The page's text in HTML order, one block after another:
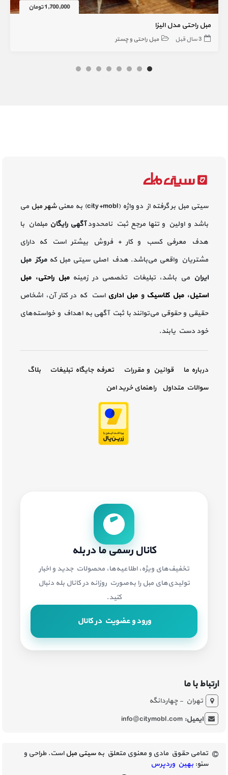
1,700,000 تومان
مبل راحتی مدل الیزا
3 سال قبل مبل راحتی و چستر
سیتی مبل بر گرفته از دو واژه (city+mobl) به معنی شهر مبل می
باشد و اولین و تنها مرجع ثبت نامحدودآگهی رایگان مبلمان با
هدف معرفی کسب و کار + فروش بیشتر است که دارای
مشتریان واقعی می‌باشد. هدف اصلی سیتی مبل کهمرکز مبل
ایران می باشد، تبلیغات تخصصی در زمینه مبل راحتی،مبل
استیل،مبل کلاسیک ومبل اداری است که در کنار آن، اشخاص
حقیقی و حقوقی می‌توانند با ثبت آگهی به اهداف و خواسته‌های
خود دست یابند.
درباره ما قوانین و مقررات تعرفه جایگاه تبلیغات
بلاگ
سوالات متداول
راهنمای خرید امن
کانال رسمی ما در بله
تخفیف‌های ویژه، اطلاعیه‌ها، محصولات جدید و اخبار
تولیدی‌های مبل را به‌صورت روزانه در کانال بله دنبال
کنید.
ورود و عضویت در کانال
ارتباط با ما
تهران - چهاردانگه
ایمیل:info@citymobl.com
تمامی حقوق مادی و معنوی متعلق بهسیتی مبلاست. طراحی و
سئو: بهین وردپرس